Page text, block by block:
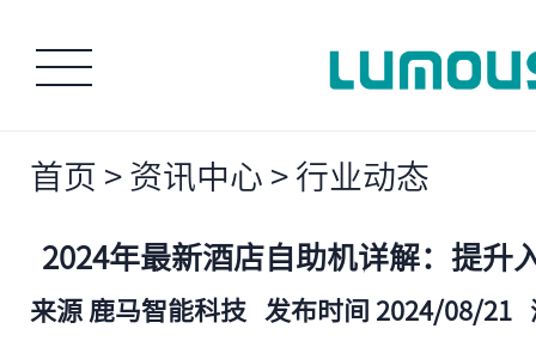
首页 > 资讯中心 > 行业动态
2024年最新酒店自助机详解：提升
来源 鹿马智能科技 发布时间 2024/08/21